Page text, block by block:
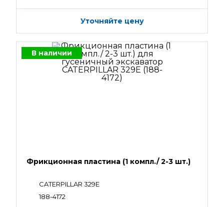
Уточняйте цену
В наличии
Фрикционная пластина (1 компл./ 2-3 шт.)
CATERPILLAR 329E
188-4172